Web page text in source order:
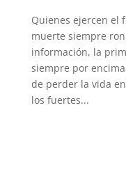
Quienes ejercen el
muerte siempre
información, la
siempre por
de perder la vida
los fuertes...